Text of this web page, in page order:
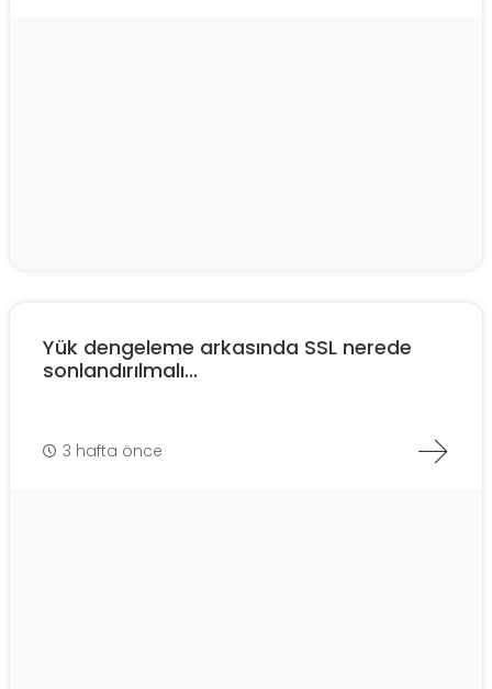
Yük dengeleme arkasında SSL nerede
sonlandırılmalı...
3 hafta önce